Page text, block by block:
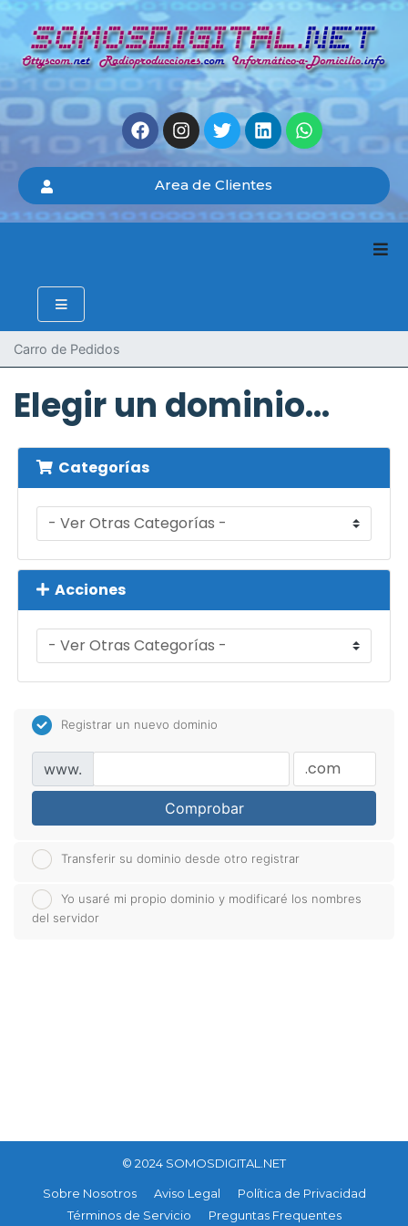
Area de Clientes
Carro de Pedidos
Elegir un dominio...
Categorías
Acciones
Registrar un nuevo dominio
www.
Comprobar
Transferir su dominio desde otro registrar
Yo usaré mi propio dominio y modificaré los nombres
del servidor
© 2024 SOMOSDIGITAL.NET
Sobre Nosotros Aviso Legal
Política de Privacidad
Términos de Servicio
Preguntas Frequentes